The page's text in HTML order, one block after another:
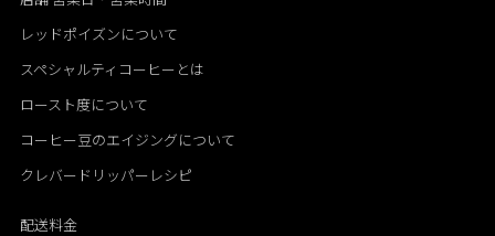
レッドポイズンについて
スペシャルティコーヒーとは
ロースト度について
コーヒー豆のエイジングについて
クレバードリッパーレシピ
配送料金